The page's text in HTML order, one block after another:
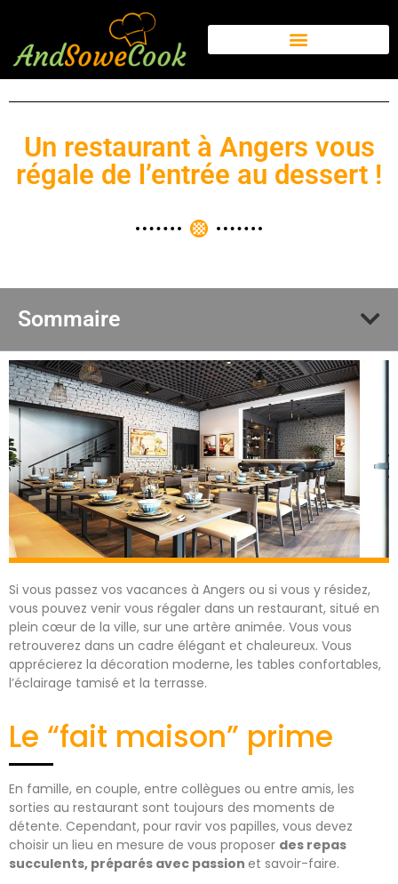
Un restaurant à Angers vous
régale de l’entrée au dessert !
Sommaire
Si vous passez vos vacances à Angers ou si vous y résidez,
vous pouvez venir vous régaler dans un restaurant, situé en
plein cœur de la ville, sur une artère animée. Vous vous
retrouverez dans un cadre élégant et chaleureux. Vous
apprécierez la décoration moderne, les tables confortables,
l’éclairage tamisé et la terrasse.
Le “fait maison” prime
En famille, en couple, entre collègues ou entre amis, les
sorties au restaurant sont toujours des moments de
détente. Cependant, pour ravir vos papilles, vous devez
choisir un lieu en mesure de vous proposer des repas
succulents, préparés avec passion et savoir-faire.